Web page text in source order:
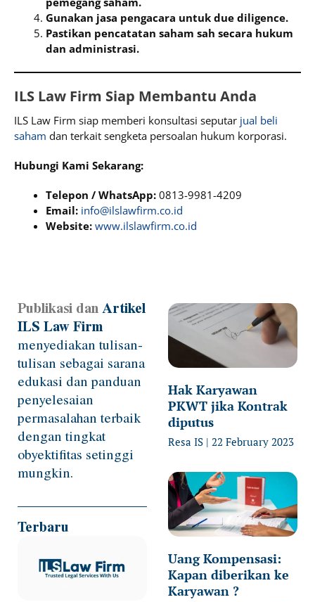
Gunakan jasa pengacara untuk due diligence.
Pastikan pencatatan saham sah secara hukum
dan administrasi.
ILS Law Firm Siap Membantu Anda
ILS Law Firm siap memberi konsultasi seputar jual beli
saham dan terkait sengketa persoalan hukum korporasi.
Hubungi Kami Sekarang:
Telepon / WhatsApp: 0813-9981-4209
Email: info@ilslawfirm.co.id
Website: www.ilslawfirm.co.id
Publikasi danArtikel
ILS Law Firm
menyediakan tulisan-
tulisan sebagai sarana
edukasi dan panduan
penyelesaian
permasalahan terbaik
dengan tingkat
obyektifitas setinggi
mungkin.
Terbaru
Hak Karyawan
PKWT jika Kontrak
diputus
Resa IS 22 February 2023
Uang Kompensasi:
Kapan diberikan ke
Karyawan ?
Page Page PagePage